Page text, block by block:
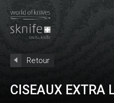
Retour
CISEAUX EXTRA